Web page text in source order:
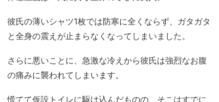
彼氏の薄いシャツ1枚では防寒に全くならず、ガタガタ
と全身の震えが止まらなくなってしまいました。
さらに悪いことに、急激な冷えから彼氏は強烈なお腹
の痛みに襲われてしまいます。
慌てて仮設トイレに駆け込んだものの、そこはすでに